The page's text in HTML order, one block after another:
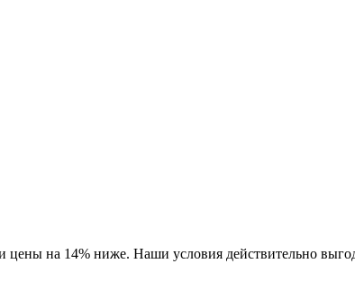
на 14% ниже. Наши условия действительно